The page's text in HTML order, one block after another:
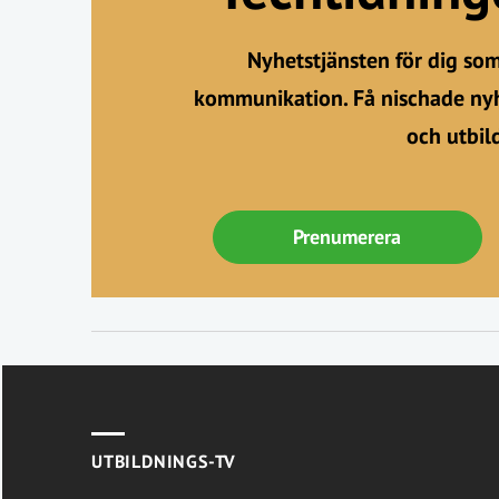
Nyhetstjänsten för dig
kommunikation. Få nischade
och
Prenumerera
UTBILDNINGS-TV